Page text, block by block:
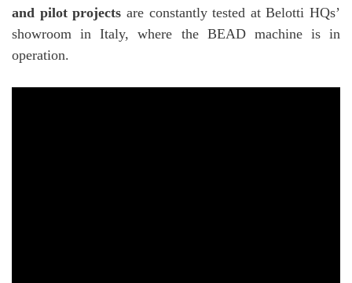
and pilot projects are constantly tested at Belotti HQs’
showroom in Italy, where the BEAD machine is in
operation.